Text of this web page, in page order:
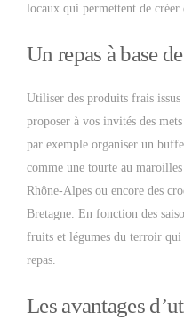
locaux qui permettent de créer
Un repas à base
Utiliser des produits frais
proposer à vos invités des
par exemple organiser un
comme une tourte au
Rhône-Alpes ou encore des
Bretagne. En fonction des
fruits et légumes du terroir qui
repas.
Les avantages